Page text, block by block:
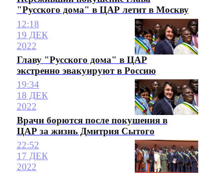
"Русского дома" в ЦАР летит в Москву
12:18
19 ДЕК
2022
Главу "Русского дома" в ЦАР
экстренно эвакуируют в Россию
19:34
18 ДЕК
2022
Врачи борются после покушения в
ЦАР за жизнь Дмитрия Сытого
22:52
17 ДЕК
2022